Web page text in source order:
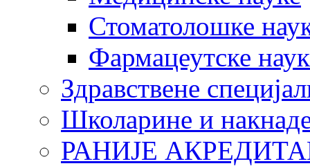
Стоматолошке
Фармацеутске
Здравствене
Школарине и
РАНИЈЕ